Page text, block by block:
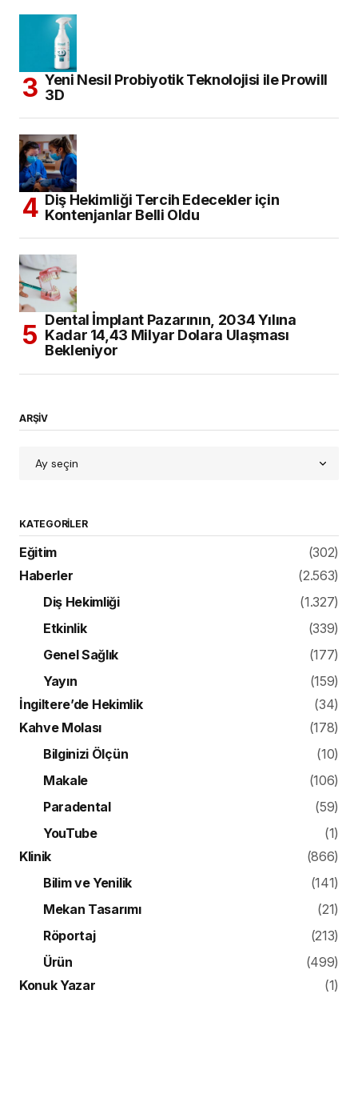
Yeni Nesil Probiyotik Teknolojisi ile Prowill
3D
Diş Hekimliği Tercih Edecekler için
Kontenjanlar Belli Oldu
Dental İmplant Pazarının, 2034 Yılına
Kadar 14,43 Milyar Dolara Ulaşması
Bekleniyor
ARŞİV
KATEGORILER
Eğitim
(302)
Haberler
(2.563)
Diş Hekimliği
(1.327)
Etkinlik
(339)
Genel Sağlık
(177)
Yayın
(159)
İngiltere’de Hekimlik
(34)
Kahve Molası
(178)
Bilginizi Ölçün
(10)
Makale
(106)
Paradental
(59)
YouTube
(1)
Klinik
(866)
Bilim ve Yenilik
(141)
Mekan Tasarımı
(21)
Röportaj
(213)
Ürün
(499)
Konuk Yazar
(1)